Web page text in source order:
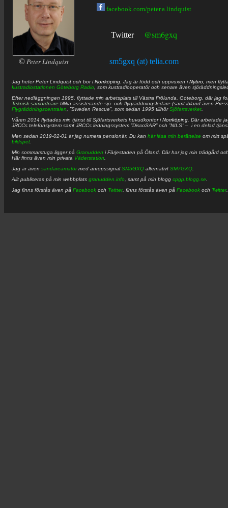
© Peter Lindquist
facebook.com/peter.a.lindquist
Twitter @sm6gxq
sm5gxq (at) telia.com
Jag heterPeter Lindquist och bor iNorrköping . Jag är född och uppvuxen iNybro , men
kustradiostationen Göteborg Radio , som kustradiooperatör och senare även
Efter nedläggningen 1995, flyttade min arbetsplats till Västra Frölunda, Göteborg, där jag
Teknisk samordnare tillika assisterande sjö- och flygräddningsledare (samt ibland även
Flygräddningscentralen , ”Sweden Rescue”, som sedan 1995 tillhörSjöfartsverket
Våren 2014 flyttades min tjänst till Sjöfartsverkets huvudkontor iNorrköping . Där arbetade
JRCCs telefonsystem samt JRCCs ledningssystem ”DiscoSAR” och ”NILS” – i en delad
Men sedan 2019-02-01 är jag numera pensionär. Du kan här läsa min berättelse om mitt
bildspel.
Min sommarstuga ligger på Granudden i Färjestaden på Öland. Där har jag min trädgård
Här finns även min privata Väderstation
Jag är även sändareamatörmed anropssignalSM5GXQ alternativt SM7GXQ
Allt publiceras på min webbplats granudden.info , samt på min blogg cpgp.blogg.se
Jag finns förstås även på Facebook och Twitter. finns förstås även på Facebook och Twitter.